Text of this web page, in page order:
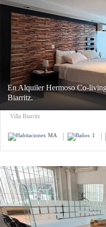
En Alquiler Hermoso Co-
Biarritz.
Villa Biarritz
MA 1